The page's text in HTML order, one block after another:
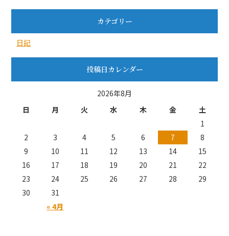
カテゴリー
日記
投稿日カレンダー
2026年8月
日
月 火 水 木 金 土
« 4月
1
2
3 4 5 6 7
8
9
10 11 12 13 14
15
16
17 18 19 20 21
22
23
24 25 26 27 28
29
30
31